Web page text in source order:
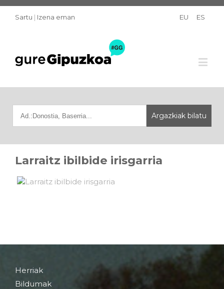
Sartu | Izena eman EU ES
Larraitz ibilbide irisgarria
Herriak
Bildumak